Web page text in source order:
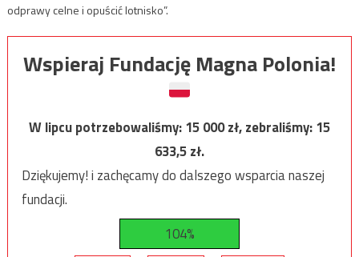
odprawy celne i opuścić lotnisko”.
Wspieraj Fundację Magna Polonia!
W lipcu potrzebowaliśmy:15 000zł, zebraliśmy:15
633,5zł.
Dziękujemy! i zachęcamy do dalszego wsparcia naszej
fundacji.
104%